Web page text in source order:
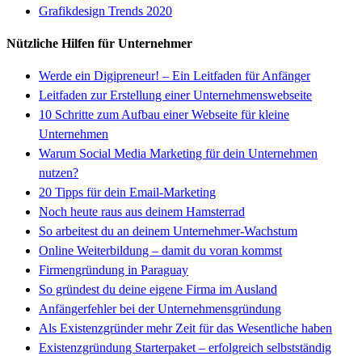
Grafikdesign Trends 2020
Nützliche Hilfen für Unternehmer
Werde ein Digipreneur! – Ein Leitfaden für Anfänger
Leitfaden zur Erstellung einer Unternehmenswebseite
10 Schritte zum Aufbau einer Webseite für kleine
Unternehmen
Warum Social Media Marketing für dein Unternehmen
nutzen?
20 Tipps für dein Email-Marketing
Noch heute raus aus deinem Hamsterrad
So arbeitest du an deinem Unternehmer-Wachstum
Online Weiterbildung – damit du voran kommst
Firmengründung in Paraguay
So gründest du deine eigene Firma im Ausland
Anfängerfehler bei der Unternehmensgründung
Als Existenzgründer mehr Zeit für das Wesentliche haben
Existenzgründung Starterpaket – erfolgreich selbstständig